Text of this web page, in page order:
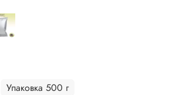
Упаковка 500 г